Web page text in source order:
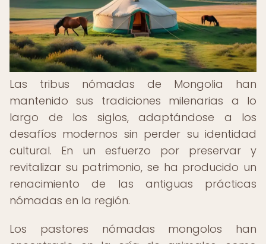
Las tribus nómadas de Mongolia han
mantenido sus tradiciones milenarias a lo
largo de los siglos, adaptándose a los
desafíos modernos sin perder su identidad
cultural. En un esfuerzo por preservar y
revitalizar su patrimonio, se ha producido un
renacimiento de las antiguas prácticas
nómadas en la región.
Los pastores nómadas mongolos han